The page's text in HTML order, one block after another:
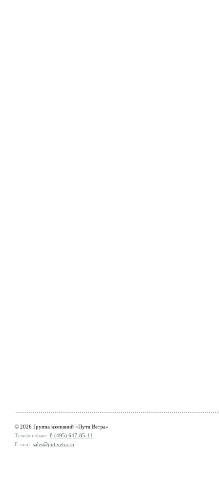
© 2026 Группа компаний «Пути Ветра»
Телефон/факс: 8 (495) 647-85-11
E-mail: sales@putivetra.ru